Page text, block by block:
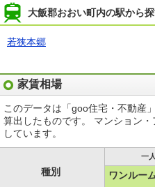
大飯郡おおい町内の駅から
若狭本郷
家賃相場
このデータは「goo住宅・不動産
算出したものです。 マンション
しています。
種別
一
ワンルー